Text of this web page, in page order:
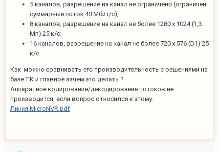
5 каналов, разрешение на канал не ограничено (ограничен
суммарный поток 40 Мбит/с);
8 каналов, разрешение на канал не более 1280 х 1024 (1,3
Мп) 25 к/с;
16 каналов, разрешение на канал не более 720 х 576 (D1) 25
к/с.
Как можно сравнивать его производительность с решениями на
базе ПК и главное зачем это делать ?
Аппаратное кодирование/декодирование потоков не
производится, если вопрос относился к этому.
Линия MicroNVR.pdf